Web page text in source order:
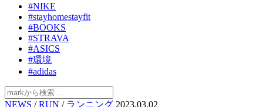
#NIKE
#stayhomestayfit
#BOOKS
#STRAVA
#ASICS
#環境
#adidas
NEWS /RUN / ランニング 2023.03.02